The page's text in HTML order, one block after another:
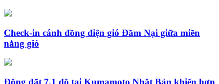
Check-in cánh đồng điện gió Đầm Nại giữa miền
nắng gió
Động đất 7,1 độ tại Kumamoto Nhật Bản khiến hơn